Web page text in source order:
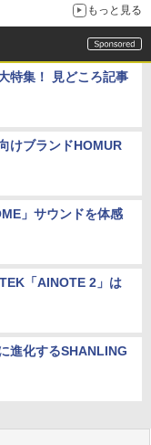
もっと見る
特集！ 見どころ記事
けブランドHOMUR
」サウンドを体感
「AINOTE 2」は
進化するSHANLING